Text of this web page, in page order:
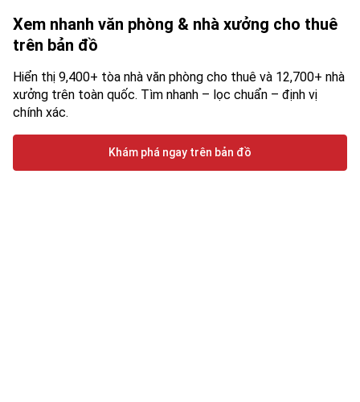
Xem nhanh văn phòng & nhà xưởng cho thuê
trên bản đồ
Hiển thị 9,400+ tòa nhà văn phòng cho thuê và 12,700+ nhà
xưởng trên toàn quốc. Tìm nhanh – lọc chuẩn – định vị
chính xác.
Khám phá ngay trên bản đồ